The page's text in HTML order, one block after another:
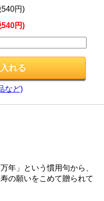
円)
円)
など)
年」という慣用句から、
の願いをこめて贈られて